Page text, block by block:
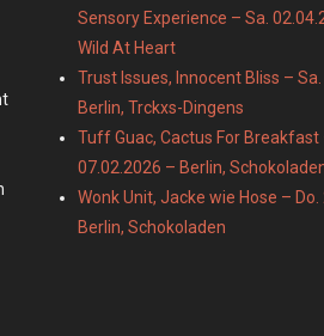
Sensory Experience – Sa.
Wild At Heart
Trust Issues, Innocent Bliss –
Berlin, Trckxs-Dingens
Tuff Guac, Cactus For Breakfast
07.02.2026 – Berlin,
Wonk Unit, Jacke wie Hose –
Berlin, Schokoladen